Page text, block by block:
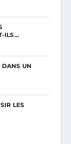
ILS…
DANS UN
LES